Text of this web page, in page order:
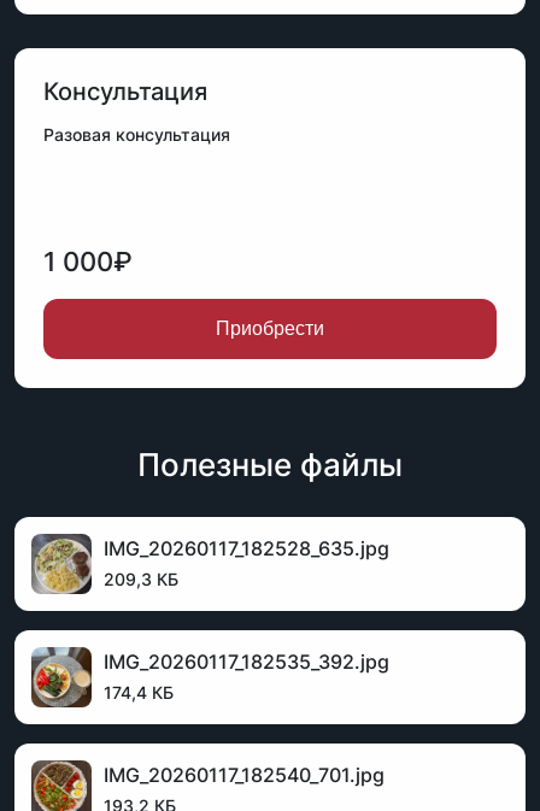
Консультация
Разовая консультация
1 000₽
Приобрести
Полезные файлы
IMG_20260117_182528_635.jpg
209,3 КБ
IMG_20260117_182535_392.jpg
174,4 КБ
IMG_20260117_182540_701.jpg
193,2 КБ